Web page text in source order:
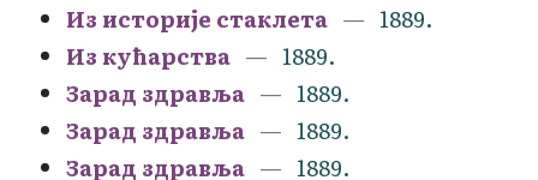
Из историје стаклета
1889.
Из кућарства
1889.
Зарад здравља
1889.
Зарад здравља
1889.
Зарад здравља
1889.